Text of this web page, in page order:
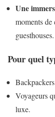
Une
moments de
Pour quel
Voyageurs
luxe.